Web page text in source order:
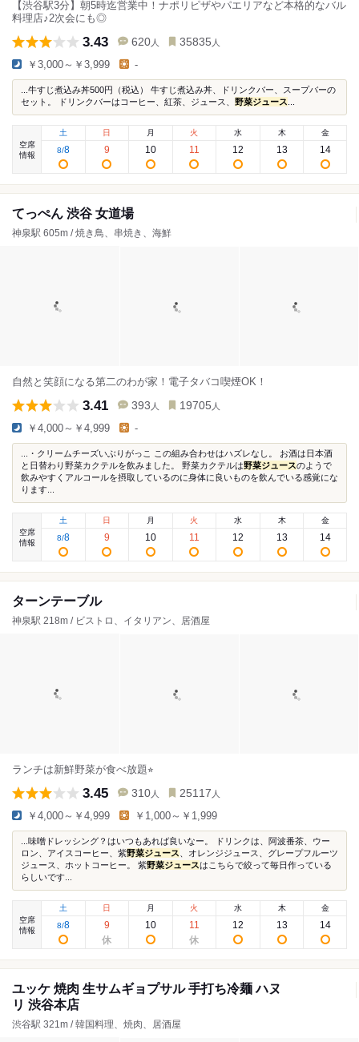
【渋谷駅3分】朝5時迄営業中！ナポリピザやパエリアなど本格的なバル
料理店♪2次会にも◎
3.43 620 人 35835 人
￥3,000～￥3,999 -
...牛すじ煮込み丼500円（税込） 牛すじ煮込み丼、ドリンクバー、スープバーの
セット。 ドリンクバーはコーヒー、紅茶、ジュース、 野菜ジュース
空席
情報
土
8/8
日
9
月
10
火
11
水
12
木
13
金
14
てっぺん 渋谷 女道場
神泉駅 605m / 焼き鳥、串焼き、海鮮
自然と笑顔になる第二のわが家！電子タバコ喫煙OK！
3.41 393 人 19705 人
￥4,000～￥4,999 -
...・クリームチーズいぶりがっこ この組み合わせはハズレなし。 お酒は日本酒
と日替わり野菜カクテルを飲みました。 野菜カクテルは野菜ジュースのようで
飲みやすくアルコールを摂取しているのに身体に良いものを飲んでいる感覚にな
ります...
空席
情報
土
8/8
日
9
月
10
火
11
水
12
木
13
金
14
ターンテーブル
神泉駅 218m / ビストロ、イタリアン、居酒屋
ランチは新鮮野菜が食べ放題⭐︎
3.45 310 人 25117 人
￥4,000～￥4,999 ￥1,000～￥1,999
...味噌ドレッシング？はいつもあれば良いなー。 ドリンクは、阿波番茶、ウー
ロン、アイスコーヒー、紫野菜ジュース 、オレンジジュース、グレープフルーツ
ジュース、ホットコーヒー。 紫野菜ジュースはこちらで絞って毎日作っている
らしいです...
空席
情報
土
8/8
日
9
月
10
火
11
水
12
木
13
金
14
ユッケ 焼肉 生サムギョプサル 手打ち冷麺 ハヌ
リ 渋谷本店
渋谷駅 321m / 韓国料理、焼肉、居酒屋